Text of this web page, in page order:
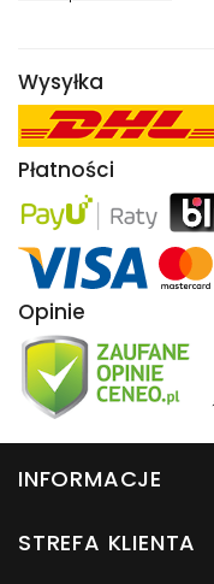
Wysyłka
Płatności
Opinie
INFORMACJE
STREFA KLIENTA